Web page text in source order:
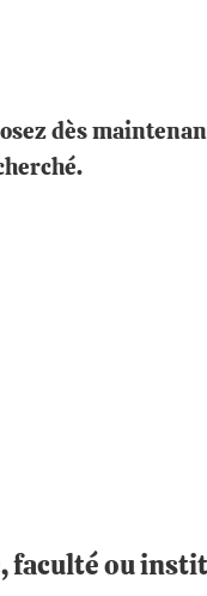
dès
faculté ou